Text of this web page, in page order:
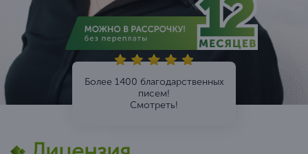
Более 1400 благодарственных
писем!
Смотреть!